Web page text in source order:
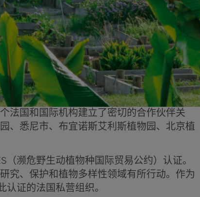
法国和国际机构建立了密切的合作伙伴关
、悉尼市、布宜诺斯艾利斯植物园、北京植
濒危野生动植物种国际贸易公约）认证。
究、保护和植物多样性领域有所行动。作为
证的法国私营组织。